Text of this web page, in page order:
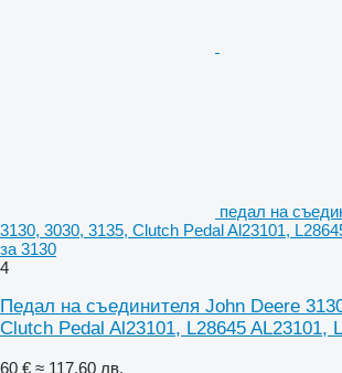
педал на
3130, 3030, 3135, Clutch Pedal Al23101,
за 3130
4
Педал на съединителя John Deere
Clutch Pedal Al23101, L28645 AL23101,
60 € ≈ 117,60 лв.